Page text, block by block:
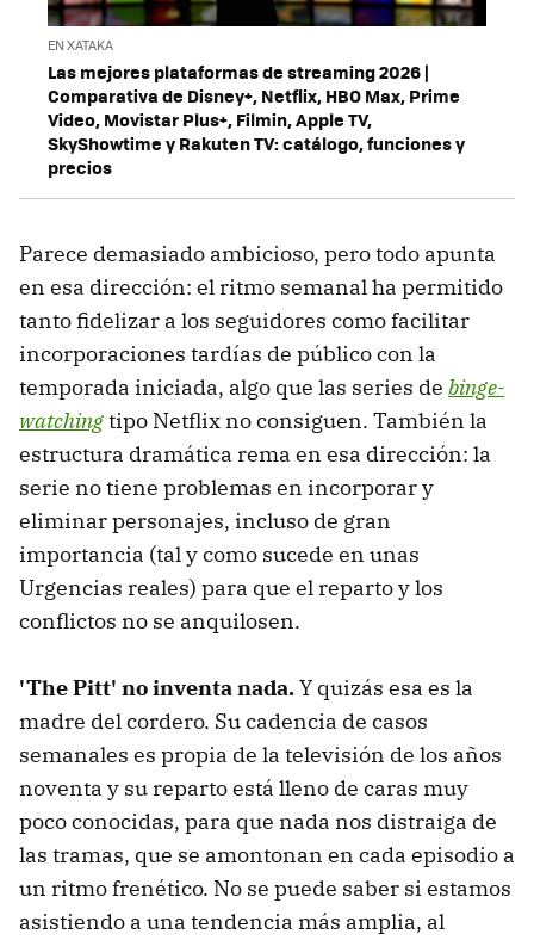
EN XATAKA
Las mejores plataformas de streaming 2026 |
Comparativa de Disney+, Netflix, HBO Max, Prime
Video, Movistar Plus+, Filmin, Apple TV,
SkyShowtime y Rakuten TV: catálogo, funciones y
precios
Parece demasiado ambicioso, pero todo apunta
en esa dirección: el ritmo semanal ha permitido
tanto fidelizar a los seguidores como facilitar
incorporaciones tardías de público con la
temporada iniciada, algo que las series de binge-
watchingtipo Netflix no consiguen. También la
estructura dramática rema en esa dirección: la
serie no tiene problemas en incorporar y
eliminar personajes, incluso de gran
importancia (tal y como sucede en unas
Urgencias reales) para que el reparto y los
conflictos no se anquilosen.
'The Pitt' no inventa nada.Y quizás esa es la
madre del cordero. Su cadencia de casos
semanales es propia de la televisión de los años
noventa y su reparto está lleno de caras muy
poco conocidas, para que nada nos distraiga de
las tramas, que se amontonan en cada episodio a
un ritmo frenético. No se puede saber si estamos
asistiendo a una tendencia más amplia, al